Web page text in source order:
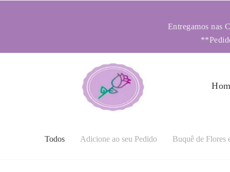
Entregamos nas
Todos Adicione ao seu Pedido Buquê de Flores